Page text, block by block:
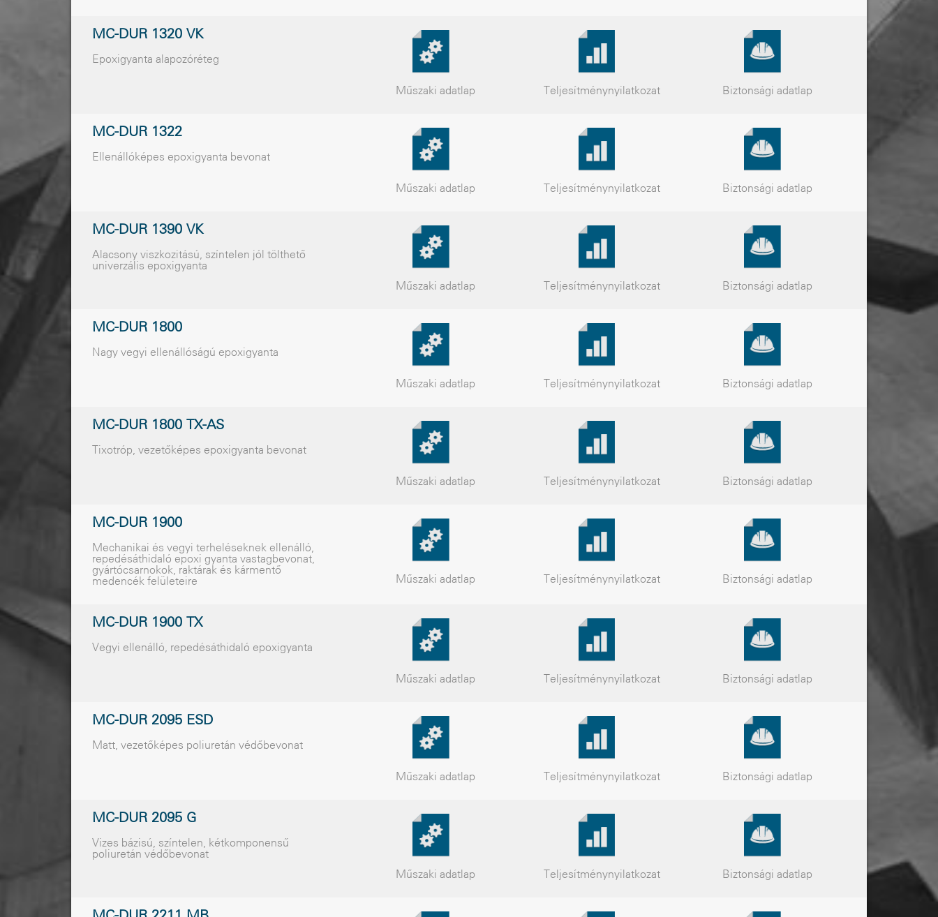
MC-DUR 1320 VK
Epoxigyanta alapozóréteg
Műszaki adatlap Teljesítménynyilatkozat Biztonsági adatlap
MC-DUR 1322
Ellenállóképes epoxigyanta bevonat
Műszaki adatlap Teljesítménynyilatkozat Biztonsági adatlap
MC-DUR 1390 VK
Alacsony viszkozitású, színtelen jól tölthetõ
univerzális epoxigyanta
Műszaki adatlap Teljesítménynyilatkozat Biztonsági adatlap
MC-DUR 1800
Nagy vegyi ellenállóságú epoxigyanta
Műszaki adatlap Teljesítménynyilatkozat Biztonsági adatlap
MC-DUR 1800 TX-AS
Tixotróp, vezetõképes epoxigyanta bevonat
Műszaki adatlap Teljesítménynyilatkozat Biztonsági adatlap
MC-DUR 1900
Mechanikai és vegyi terheléseknek ellenálló,
repedésáthidaló epoxi gyanta vastagbevonat,
gyártócsarnokok, raktárak és kármentõ
medencék felületeire
Műszaki adatlap Teljesítménynyilatkozat Biztonsági adatlap
MC-DUR 1900 TX
Vegyi ellenálló, repedésáthidaló epoxigyanta
Műszaki adatlap Teljesítménynyilatkozat Biztonsági adatlap
MC-DUR 2095 ESD
Matt, vezetõképes poliuretán védõbevonat
Műszaki adatlap Teljesítménynyilatkozat Biztonsági adatlap
MC-DUR 2095 G
Vizes bázisú, színtelen, kétkomponensű
poliuretán védőbevonat
Műszaki adatlap Teljesítménynyilatkozat Biztonsági adatlap